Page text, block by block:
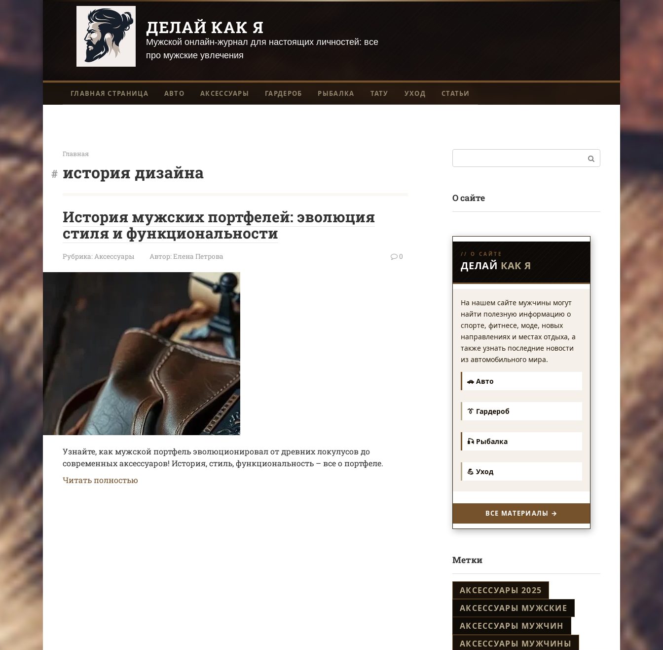
ДЕЛАЙ КАК Я
Мужской онлайн-журнал для настоящих личностей: все
про мужские увлечения
ГЛАВНАЯ СТРАНИЦА АВТО АКСЕССУАРЫ ГАРДЕРОБ РЫБАЛКА ТАТУ УХОД СТАТЬИ
Главная
история дизайна
История мужских портфелей: эволюция
стиля и функциональности
Рубрика:Аксессуары Автор:Елена Петрова 0
Узнайте, как мужской портфель эволюционировал от древних локулусов до
современных аксессуаров! История, стиль, функциональность – все о портфеле.
Читать полностью
О сайте
// О САЙТЕ
ДЕЛАЙ КАК Я
На нашем сайте мужчины могут
найти полезную информацию о
спорте, фитнесе, моде, новых
направлениях и местах отдыха, а
также узнать последние новости
из автомобильного мира.
🚗 Авто
👔 Гардероб
🎣 Рыбалка
💪 Уход
ВСЕ МАТЕРИАЛЫ →
Метки
АКСЕССУАРЫ 2025
АКСЕССУАРЫ МУЖСКИЕ
АКСЕССУАРЫ МУЖЧИН
АКСЕССУАРЫ МУЖЧИНЫ